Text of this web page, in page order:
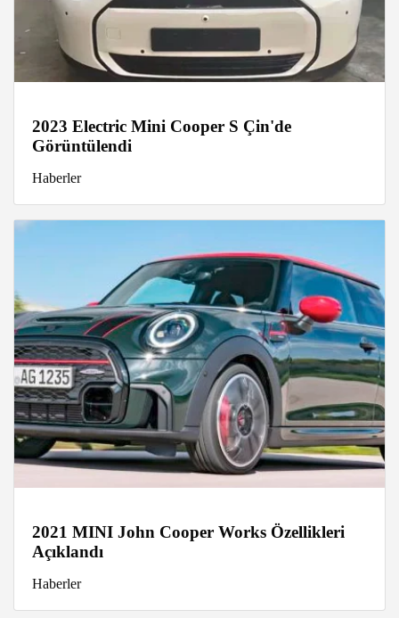
2023 Electric Mini Cooper S Çin'de
Görüntülendi
Haberler
2021 MINI John Cooper Works Özellikleri
Açıklandı
Haberler